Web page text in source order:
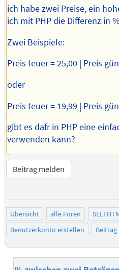
ich habe zwei Preise, ein
ich mit PHP die Differenz in
Zwei Beispiele:
Preis teuer = 25,00 | Preis
oder
Preis teuer = 19,99 | Preis
gibt es dafr in PHP eine
verwenden kann?
Beitrag melden
Übersicht alle Foren
Benutzerkonto erstellen